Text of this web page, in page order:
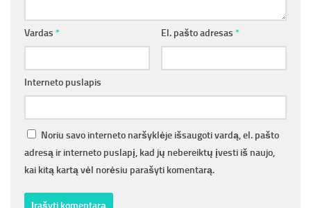
Vardas * El. pašto adresas *
Interneto puslapis
Noriu savo interneto naršyklėje išsaugoti vardą, el. pašto
adresą ir interneto puslapį, kad jų nebereiktų įvesti iš naujo,
kai kitą kartą vėl norėsiu parašyti komentarą.